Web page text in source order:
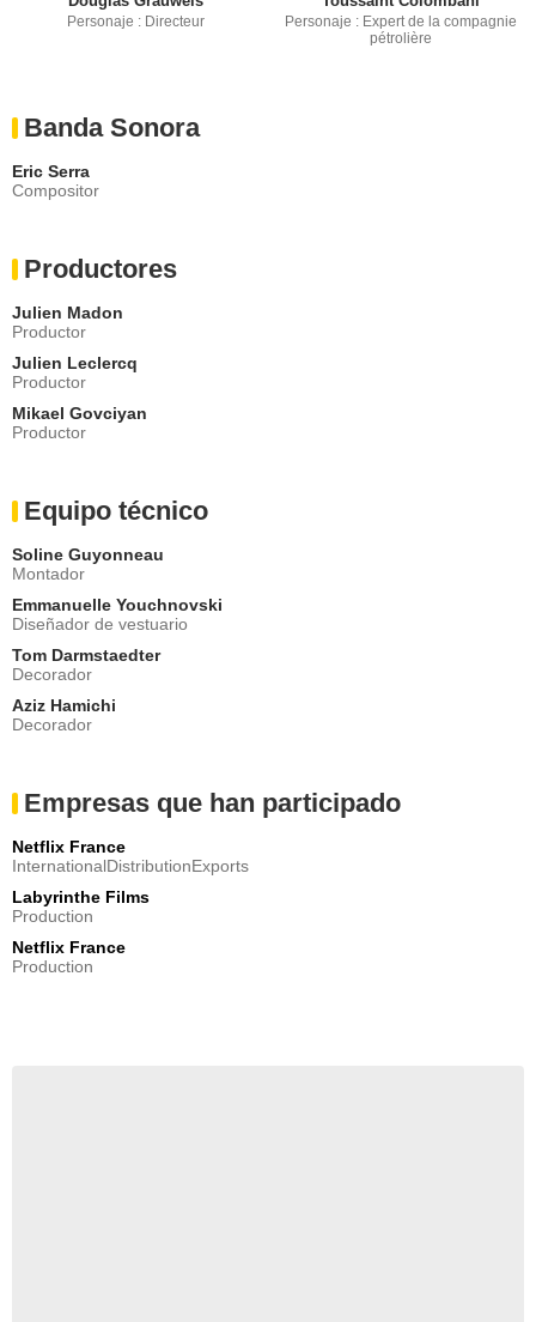
Personaje : Directeur
Personaje : Expert de la compagnie
pétrolière
Banda Sonora
Eric Serra
Compositor
Productores
Julien Madon
Productor
Julien Leclercq
Productor
Mikael Govciyan
Productor
Equipo técnico
Soline Guyonneau
Montador
Emmanuelle Youchnovski
Diseñador de vestuario
Tom Darmstaedter
Decorador
Aziz Hamichi
Decorador
Empresas que han participado
Netflix France
InternationalDistributionExports
Labyrinthe Films
Production
Netflix France
Production